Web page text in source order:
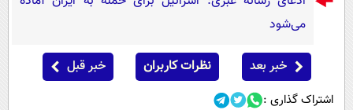
می‌شود
خبر بعد نظرات کاربران خبر قبل
اشتراک گذاری :